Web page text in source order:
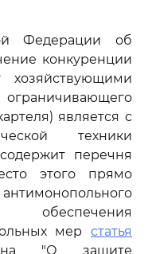
Федерации об
конкуренции
является с
техники
перечня
этого прямо
обеспечения
мер статья
"О защите